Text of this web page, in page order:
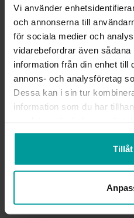
Vi använder
och annonserna till
för sociala medier och
vidarebefordrar även
information från din enhet till
annons- och analysföretag
Dessa kan i sin tur
information som du har
MATERIAL
STEN/PÄRLA
Liknande